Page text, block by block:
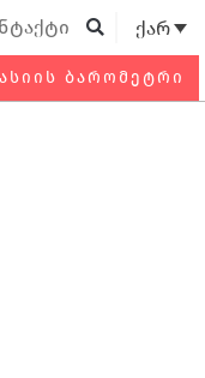
ქარ
ᲑᲐᲠᲝᲛᲔᲢᲠᲘ